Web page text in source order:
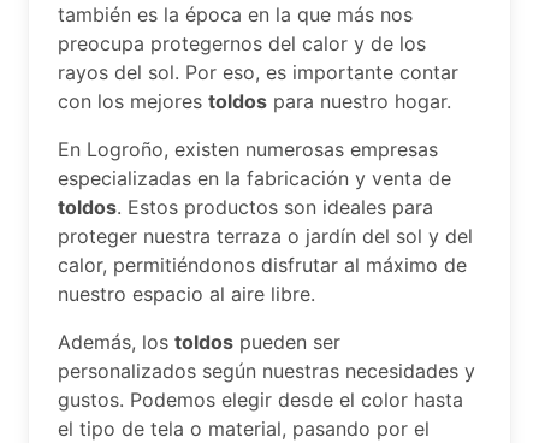
también es la época en la que más nos
preocupa protegernos del calor y de los
rayos del sol. Por eso, es importante contar
con los mejores toldos para nuestro hogar.
En Logroño, existen numerosas empresas
especializadas en la fabricación y venta de
toldos. Estos productos son ideales para
proteger nuestra terraza o jardín del sol y del
calor, permitiéndonos disfrutar al máximo de
nuestro espacio al aire libre.
Además, los toldos pueden ser
personalizados según nuestras necesidades y
gustos. Podemos elegir desde el color hasta
el tipo de tela o material, pasando por el